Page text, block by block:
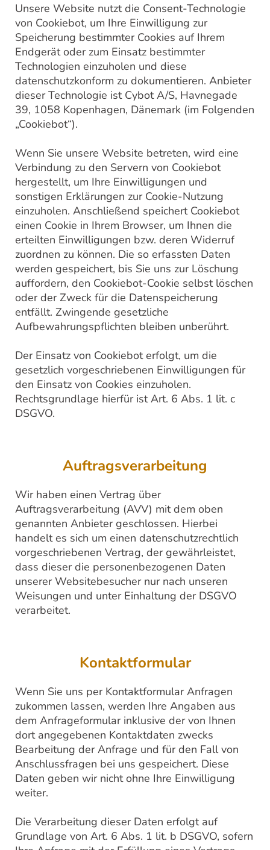
Unsere Website nutzt die Consent-Technologie
von Cookiebot, um Ihre Einwilligung zur
Speicherung bestimmter Cookies auf Ihrem
Endgerät oder zum Einsatz bestimmter
Technologien einzuholen und diese
datenschutzkonform zu dokumentieren. Anbieter
dieser Technologie ist Cybot A/S, Havnegade
39, 1058 Kopenhagen, Dänemark (im Folgenden
„Cookiebot“).
Wenn Sie unsere Website betreten, wird eine
Verbindung zu den Servern von Cookiebot
hergestellt, um Ihre Einwilligungen und
sonstigen Erklärungen zur Cookie-Nutzung
einzuholen. Anschließend speichert Cookiebot
einen Cookie in Ihrem Browser, um Ihnen die
erteilten Einwilligungen bzw. deren Widerruf
zuordnen zu können. Die so erfassten Daten
werden gespeichert, bis Sie uns zur Löschung
auffordern, den Cookiebot-Cookie selbst löschen
oder der Zweck für die Datenspeicherung
entfällt. Zwingende gesetzliche
Aufbewahrungspflichten bleiben unberührt.
Der Einsatz von Cookiebot erfolgt, um die
gesetzlich vorgeschriebenen Einwilligungen für
den Einsatz von Cookies einzuholen.
Rechtsgrundlage hierfür ist Art. 6 Abs. 1 lit. c
DSGVO.
Auftragsverarbeitung
Wir haben einen Vertrag über
Auftragsverarbeitung (AVV) mit dem oben
genannten Anbieter geschlossen. Hierbei
handelt es sich um einen datenschutzrechtlich
vorgeschriebenen Vertrag, der gewährleistet,
dass dieser die personenbezogenen Daten
unserer Websitebesucher nur nach unseren
Weisungen und unter Einhaltung der DSGVO
verarbeitet.
Kontaktformular
Wenn Sie uns per Kontaktformular Anfragen
zukommen lassen, werden Ihre Angaben aus
dem Anfrageformular inklusive der von Ihnen
dort angegebenen Kontaktdaten zwecks
Bearbeitung der Anfrage und für den Fall von
Anschlussfragen bei uns gespeichert. Diese
Daten geben wir nicht ohne Ihre Einwilligung
weiter.
Die Verarbeitung dieser Daten erfolgt auf
Grundlage von Art. 6 Abs. 1 lit. b DSGVO, sofern